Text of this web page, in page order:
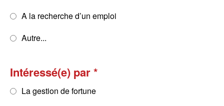
A la recherche d’un emploi
Autre...
Intéressé(e) par
La gestion de fortune